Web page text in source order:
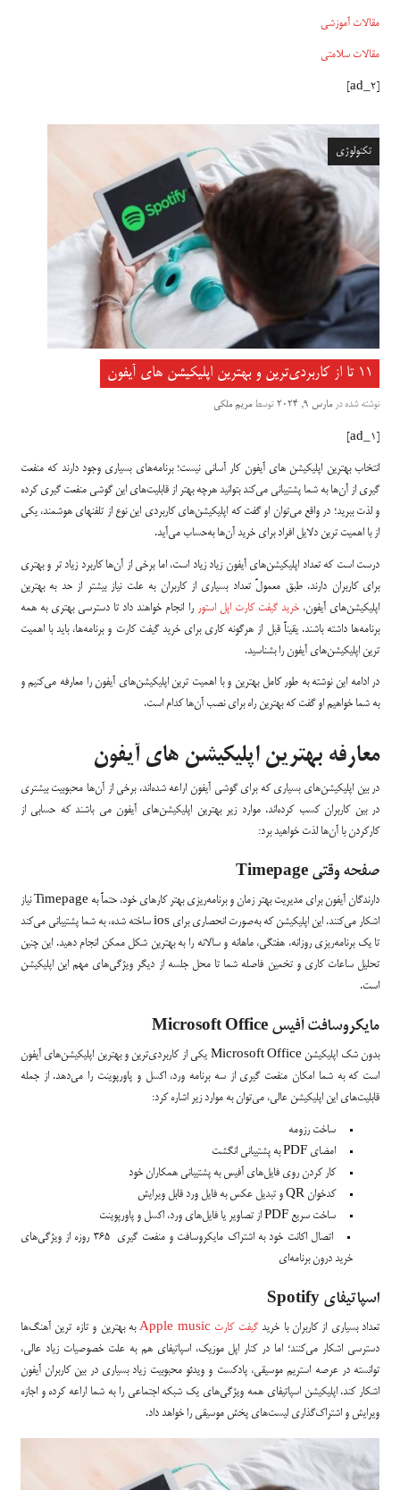
مقالات آموزشی
مقالات سلامتی
[ad_2]
تکنولوژی
۱۱ تا از کاربردی‌ترین و بهترین اپلیکیشن های آیفون
نوشته شده درمارس 9, 2024 توسطمریم ملکی
[ad_1]
انتخاب بهترین اپلیکیشن های آیفون کار آسانی نیست؛ برنامه‌های بسیاری وجود دارند که منفعت
گیری از آن‌ها به شما پشتیبانی می‌کند بتوانید هرچه بهتر از قابلیت‌های این گوشی منفعت گیری کرده
و لذت ببرید؛ در واقع می‌توان او گفت که اپلیکیشن‌های کاربردی این نوع از تلفنهای هوشمند، یکی
از با اهمیت ترین دلایل افراد برای خرید آن‌ها به‌حساب می‌آید.
درست است که تعداد اپلیکیشن‌های آیفون زیاد زیاد است، اما برخی از آن‌ها کاربرد زیاد تر و بهتری
برای کاربران دارند. طبق معمولً تعداد بسیاری از کاربران به علت نیاز بیشتر از حد به بهترین
اپلیکیشن‌های آیفون، خرید گیفت کارت اپل استور را انجام خواهند داد تا دسترسی بهتری به همه
برنامه‌ها داشته باشند. یقیناً قبل از هرگونه کاری برای خرید گیفت کارت و برنامه‌ها، باید با اهمیت
ترین اپلیکیشن‌های آیفون را بشناسید.
در ادامه این نوشته به طور کامل بهترین و با اهمیت ترین اپلیکیشن‌های آیفون را معارفه می‌کنیم و
به شما خواهیم او گفت که بهترین راه برای نصب آن‌ها کدام است.
معارفه بهترین اپلیکیشن های آیفون
در بین اپلیکیشن‌های بسیاری که برای گوشی آیفون اراعه شده‌اند، برخی از آن‌ها محبوبیت بیشتری
در بین کاربران کسب کرده‌اند. موارد زیر بهترین اپلیکیشن‌های آیفون می باشند که حسابی از
کارکردن با آن‌ها لذت خواهید برد:
صفحه وقتی Timepage
دارندگان آیفون برای مدیریت بهتر زمان و برنامه‌ریزی بهتر کارهای خود، حتماً به Timepage نیاز
اشکار می‌کنند. این اپلیکیشن که به‌صورت انحصاری برای ios ساخته شده، به شما پشتیبانی می‌کند
تا یک برنامه‌ریزی روزانه، هفتگی، ماهانه و سالانه را به بهترین شکل ممکن انجام دهید. این چنین
تحلیل ساعات کاری و تخمین فاصله شما تا محل جلسه از دیگر ویژگی‌های مهم این اپلیکیشن
است.
مایکروسافت آفیس Microsoft Office
بدون شک اپلیکیشن Microsoft Office یکی از کاربردی‌ترین و بهترین اپلیکیشن‌های آیفون
است که به شما امکان منفعت گیری از سه برنامه ورد، اکسل و پاورپوینت را می‌دهد. از جمله
قابلیت‌های این اپلیکیشن عالی، می‌توان به موارد زیر اشاره کرد:
ساخت رزومه
امضای PDF به پشتیبانی انگشت
کار کردن روی فایل‌های آفیس به پشتیبانی همکاران خود
کدخوان QR و تبدیل عکس به فایل ورد قابل ویرایش
ساخت سریع PDF از تصاویر یا فایل‌های ورد، اکسل و پاورپوینت
اتصال اکانت خود به اشتراک مایکروسافت و منفعت گیری ۳۶۵ روزه از ویژگی‌های
خرید درون برنامه‌ای
اسپاتیفای Spotify
تعداد بسیاری از کاربران با خریدگیفت کارت Apple music
به بهترین و تازه ترین آهنگ‌ها
دسترسی اشکار می‌کنند؛ اما در کنار اپل موزیک، اسپاتیفای هم به علت خصوصیات زیاد عالی،
توانسته در عرصه استریم موسیقی، پادکست و ویدئو محبوبیت زیاد بسیاری در بین کاربران آیفون
اشکار کند. اپلیکیشن اسپاتیفای همه ویژگی‌های یک شبکه اجتماعی را به شما اراعه کرده و اجازه
ویرایش و اشتراک‌گذاری لیست‌های پخش موسیقی را خواهد داد.